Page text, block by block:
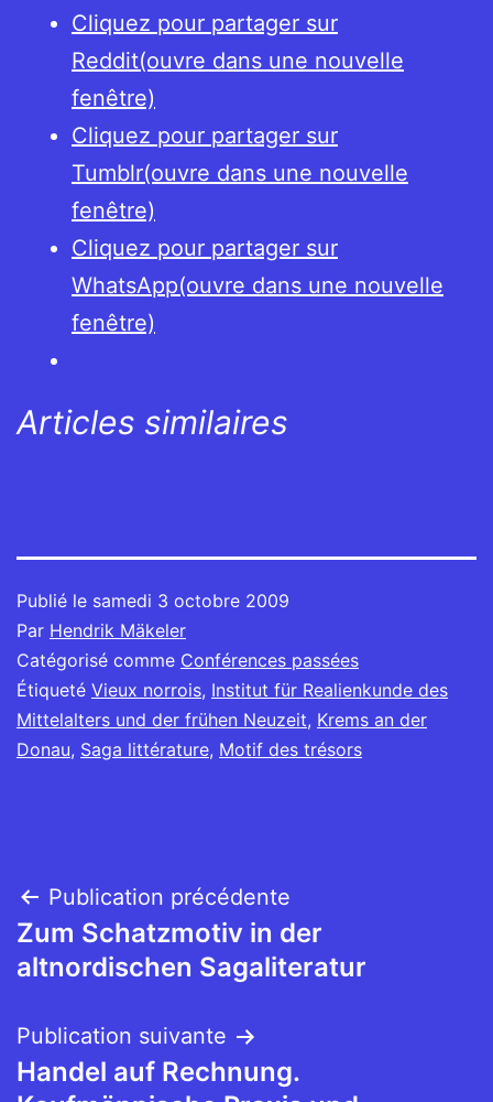
Cliquez pour partager sur
Reddit(ouvre dans une nouvelle
fenêtre)
Cliquez pour partager sur
Tumblr(ouvre dans une nouvelle
fenêtre)
Cliquez pour partager sur
WhatsApp(ouvre dans une nouvelle
fenêtre)
Articles similaires
Publié le samedi 3 octobre 2009
Par Hendrik Mäkeler
Catégorisé comme Conférences passées
Étiqueté Vieux norrois, Institut für Realienkunde des
Mittelalters und der frühen Neuzeit, Krems an der
Donau, Saga littérature, Motif des trésors
Navigation
de
Publication précédente
Zum Schatzmotiv in der
altnordischen Sagaliteratur
Publication suivante
Handel auf Rechnung.